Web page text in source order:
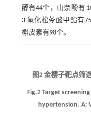
醇有44个，山奈酚有
3-氢化松苓酸甲酯有
槲皮素有98个。
图2 金樱子靶点筛
Fig.2 Target
hypertension. A: